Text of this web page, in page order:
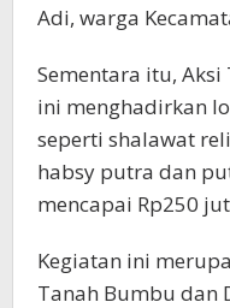
Adi, warga
Sementara itu,
ini menghadirkan
seperti shalawat
habsy putra dan
mencapai Rp250
Kegiatan ini
Tanah Bumbu dan